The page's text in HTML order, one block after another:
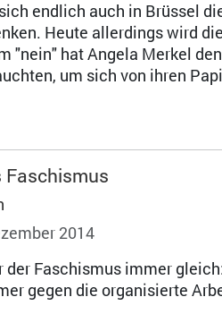
endlich auch in Brüssel
Heute allerdings wird
"nein" hat Angela Merkel
um sich von ihren
Faschismus
2014
der Faschismus immer
gegen die organisierte